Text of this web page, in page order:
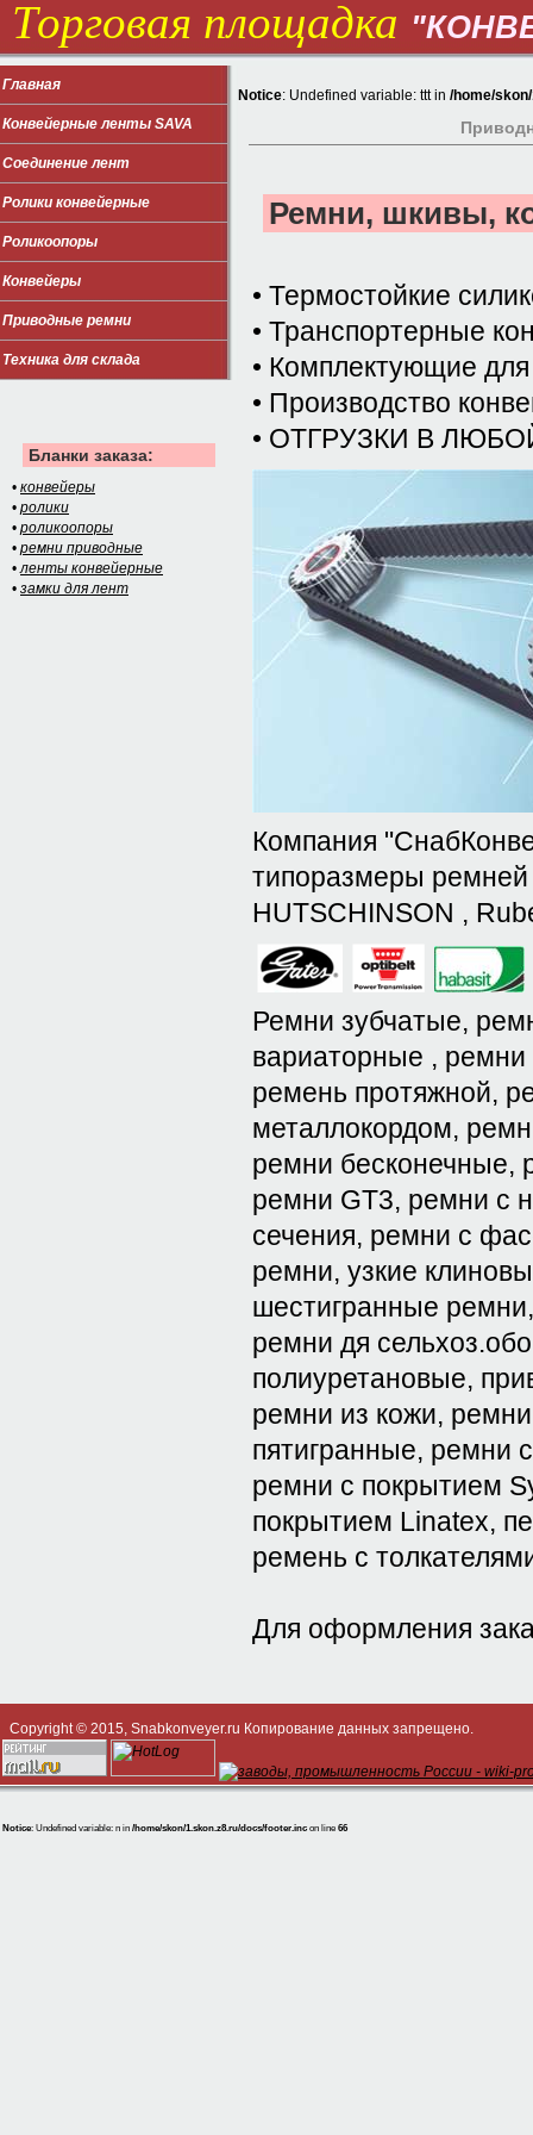
Торговая площадка
Главная
Конвейерные ленты SAVA
Соединение лент
Ролики конвейерные
Роликоопоры
Конвейеры
Приводные ремни
Техника для склада
Бланки заказа:
• конвейеры
• ролики
• роликоопоры
• ремни приводные
•ленты конвейерные
• замки для лент
Notice: Undefined variable: ttt in /home/
Ремни, шкивы,
• Термостойкие
• Транспортерные
• Комплектующие
• Производство
• ОТГРУЗКИ В
Компания
типоразмеры ремней
HUTSCHINSON ,
Ремни зубчатые,
вариаторные ,
ремень протяжной,
металлокордом,
ремни бесконечные,
ремни GT3, ремни с
сечения, ремни с
ремни, узкие
шестигранные
ремни дя
полиуретановые,
ремни из кожи,
пятигранные, ремни
ремни с покрытием
покрытием Linatex,
ремень с
Для оформления
Copyright © 2015, Snabkonveyer.ru Копирование данных запрещено.
Notice: Undefined variable: n in /home/skon/1.skon.z8.ru/docs/footer.inc on line 66